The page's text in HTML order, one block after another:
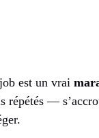
est un vrai
répétés —